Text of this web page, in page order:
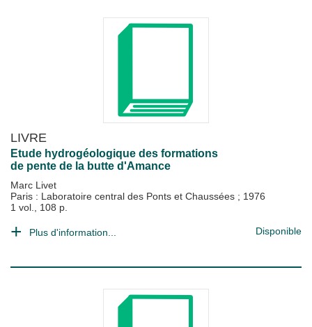
LIVRE
Etude hydrogéologique des formations
de pente de la butte d'Amance
Marc Livet
Paris : Laboratoire central des Ponts et Chaussées ; 1976
1 vol., 108 p.
Plus d'information... Disponible